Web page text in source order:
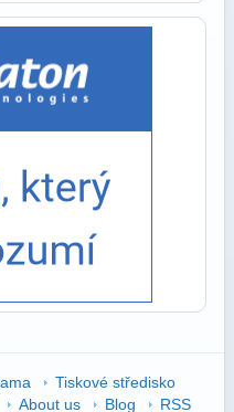
Tiskové středisko
About us Blog RSS